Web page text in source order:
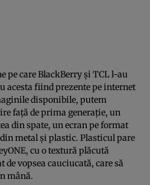
pe care BlackBerry şi TCL l-au
acesta fiind prezente pe internet
disponibile, putem
faţă de prima generaţie, un
din spate, un ecran pe format
metal şi plastic. Plasticul pare
cu o textură plăcută
vopsea cauciucată, care să
mână.